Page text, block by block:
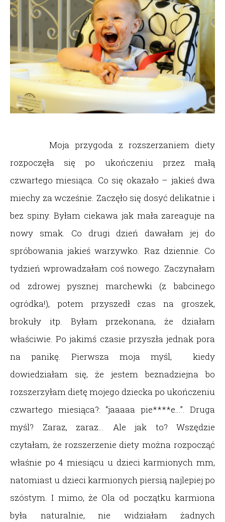
Moja przygoda z rozszerzaniem diety
rozpoczęła się po ukończeniu przez małą
czwartego miesiąca. Co się okazało – jakieś dwa
miechy za wcześnie. Zaczęło się dosyć delikatnie i
bez spiny. Byłam ciekawa jak mała zareaguje na
nowy smak. Co drugi dzień dawałam jej do
spróbowania jakieś warzywko. Raz dziennie. Co
tydzień wprowadzałam coś nowego. Zaczynałam
od zdrowej pysznej marchewki (z babcinego
ogródka!), potem przyszedł czas na groszek,
brokuły itp. Byłam przekonana, że działam
właściwie. Po jakimś czasie przyszła jednak pora
na panikę. Pierwsza moja myśl, kiedy
dowiedziałam się, że jestem beznadziejna bo
rozszerzyłam dietę mojego dziecka po ukończeniu
czwartego miesiąca?: “jaaaaa pie****e…”. Druga
myśl? Zaraz, zaraz… Ale jak to? Wszędzie
czytałam, że rozszerzenie diety można rozpocząć
właśnie po 4 miesiącu u dzieci karmionych mm,
natomiast u dzieci karmionych piersią najlepiej po
szóstym. I mimo, że Ola od początku karmiona
była naturalnie, nie widziałam żadnych